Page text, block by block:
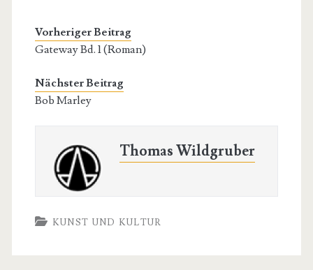
Vorheriger Beitrag
Gateway Bd. 1 (Roman)
Nächster Beitrag
Bob Marley
Thomas Wildgruber
KUNST UND KULTUR